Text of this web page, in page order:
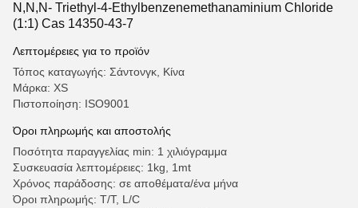
N,N,N- Triethyl-4-Ethylbenzenemethanaminium Chloride
(1:1) Cas 14350-43-7
Λεπτομέρειες για το προϊόν
Τόπος καταγωγής: Σάντονγκ, Κίνα
Μάρκα: XS
Πιστοποίηση: ISO9001
Όροι πληρωμής και αποστολής
Ποσότητα παραγγελίας min: 1 χιλιόγραμμα
Συσκευασία λεπτομέρειες: 1kg, 1mt
Χρόνος παράδοσης: σε αποθέματα/ένα μήνα
Όροι πληρωμής: T/T, L/C